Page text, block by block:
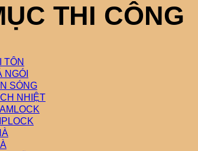
THI CÔNG
TÔN
NGÓI
SÓNG
NHIỆT